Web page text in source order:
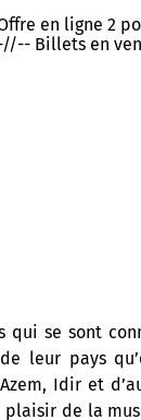
en ligne 2
Billets en
qui se sont
leur pays
Idir et
plaisir de la